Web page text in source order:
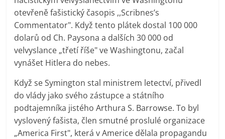
otevřeně fašistický časopis ,,Scribnes’s
Commentator". Když tento plátek dostal 100 000
dolarů od Ch. Paysona a dalších 30 000 od
velvyslance „třetí říše" ve Washingtonu, začal
vynášet Hitlera do nebes.
Když se Symington stal ministrem letectví, přivedl
do vlády jako svého zástupce a státního
podtajemníka jistého Arthura S. Barrowse. To byl
vyslovený fašista, člen smutné proslulé organizace
„America First", která v Americe dělala propagandu